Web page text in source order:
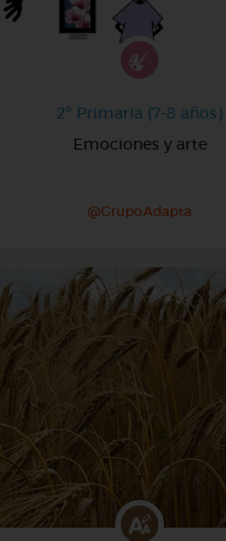
2º Primaria (7-8 años)
Emociones y arte
@GrupoAdapta